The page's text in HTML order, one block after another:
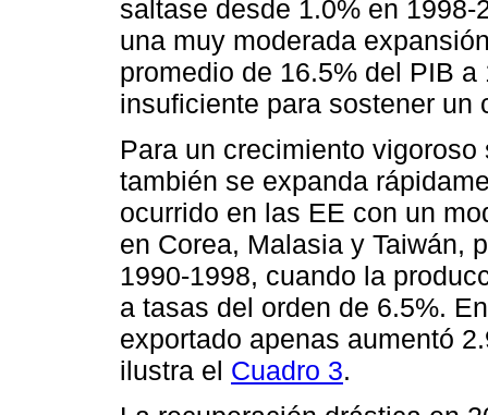
saltase desde 1.0% en
una muy moderada
promedio de 16.5% del PIB
insuficiente para sostener un
Para un crecimiento
también se expanda
ocurrido en las EE con un
en Corea, Malasia y Taiwán,
1990-1998, cuando la
a tasas del orden de 6.5%.
exportado apenas aumentó
ilustra el Cuadro 3.